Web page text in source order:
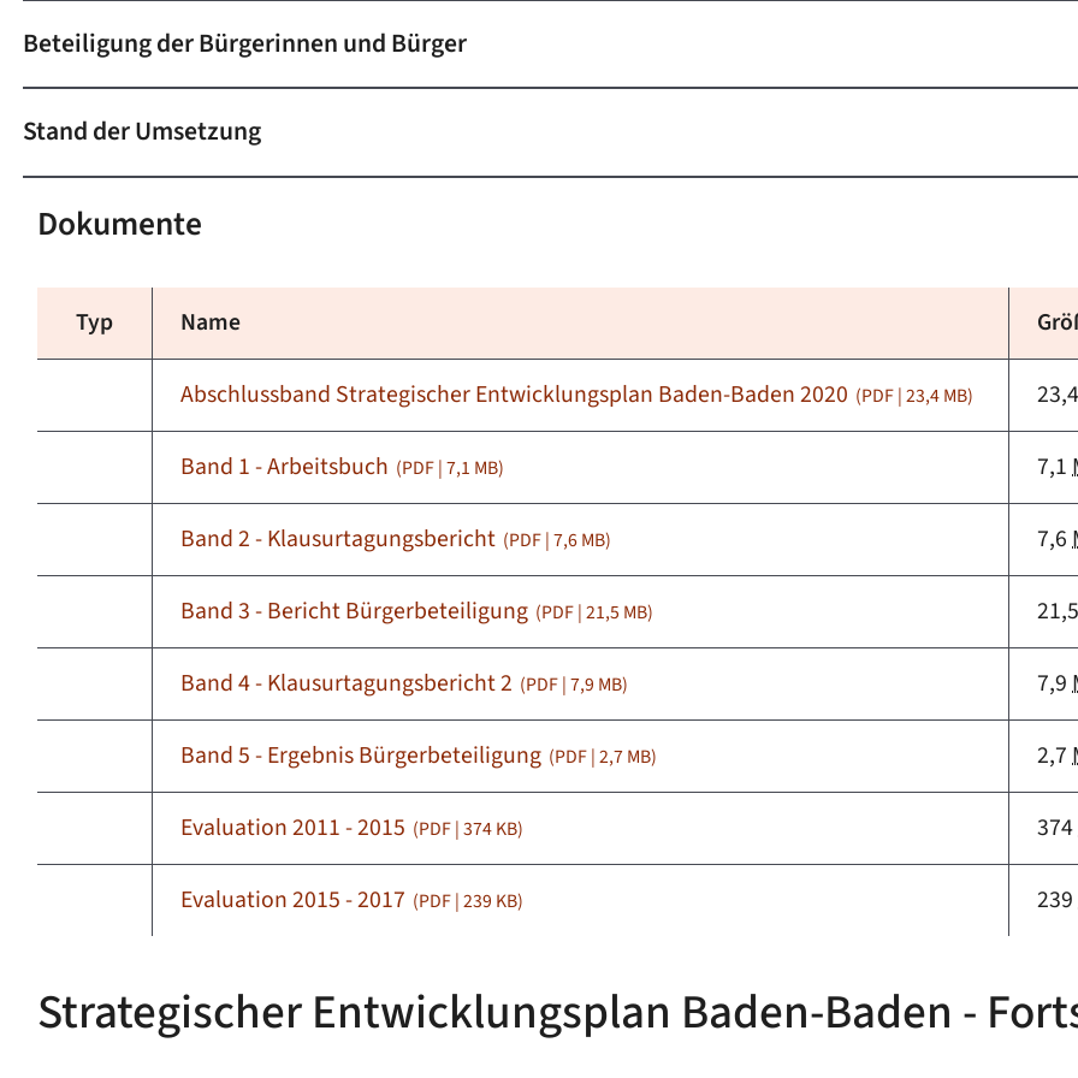
Beteiligung der Bürgerinnen und Bürger
Stand der Umsetzung
Dokumente
Typ Name
Abschlussband Strategischer Entwicklungsplan Baden-Baden 2020 (PDF | 23,4MB)
Band 1 - Arbeitsbuch (PDF | 7,1 MB) 7,1
Band 2 - Klausurtagungsbericht (PDF | 7,6MB) 7,6
Band 3 - Bericht Bürgerbeteiligung (PDF | 21,5 MB)
Band 4 - Klausurtagungsbericht 2 (PDF | 7,9 MB) 7,9
Band 5 - Ergebnis Bürgerbeteiligung (PDF | 2,7MB) 2,7
Evaluation 2011 - 2015 (PDF | 374KB) 374
Evaluation 2015 - 2017 (PDF | 239 KB) 239
Strategischer Entwicklungsplan Baden-Baden -